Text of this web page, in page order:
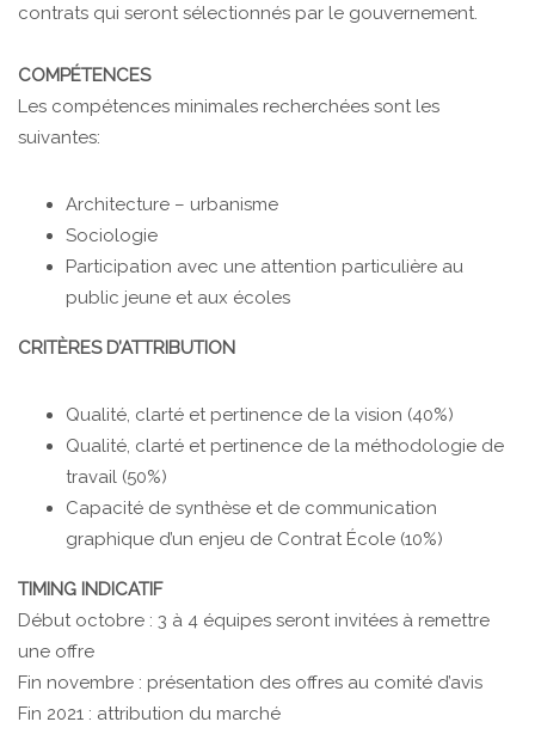
contrats qui seront sélectionnés par le gouvernement.
COMPÉTENCES
Les compétences minimales recherchées sont les
suivantes:
Architecture – urbanisme
Sociologie
Participation avec une attention particulière au
public jeune et aux écoles
CRITÈRES D’ATTRIBUTION
Qualité, clarté et pertinence de la vision (40%)
Qualité, clarté et pertinence de la méthodologie de
travail (50%)
Capacité de synthèse et de communication
graphique d’un enjeu de Contrat École (10%)
TIMING INDICATIF
Début octobre : 3 à 4 équipes seront invitées à remettre
une offre
Fin novembre : présentation des offres au comité d’avis
Fin 2021 : attribution du marché